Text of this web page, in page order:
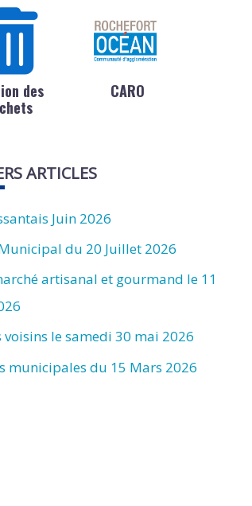
des
CARO
ARTICLES
Juin 2026
du 20 Juillet 2026
artisanal et gourmand le 11
voisins le samedi 30 mai 2026
municipales du 15 Mars 2026